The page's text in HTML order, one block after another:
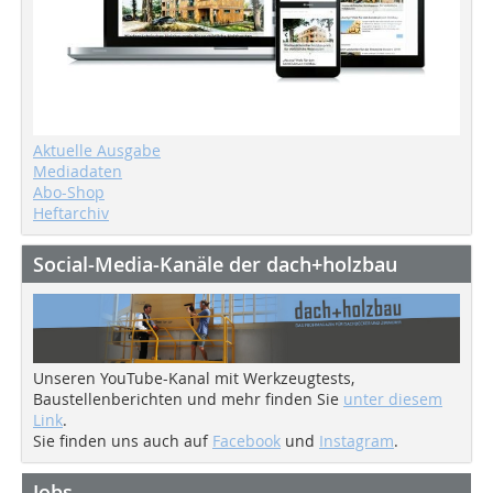
Aktuelle Ausgabe
Mediadaten
Abo-Shop
Heftarchiv
Social-Media-Kanäle der dach+holzbau
Unseren YouTube-Kanal mit Werkzeugtests,
Baustellenberichten und mehr finden Sie unter diesem
Link.
Sie finden uns auch auf Facebook und Instagram.